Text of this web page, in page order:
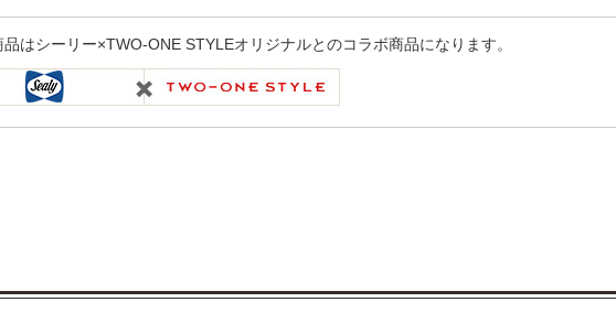
はシーリー×TWO-ONE STYLEオリジナルとのコラボ商品になります。